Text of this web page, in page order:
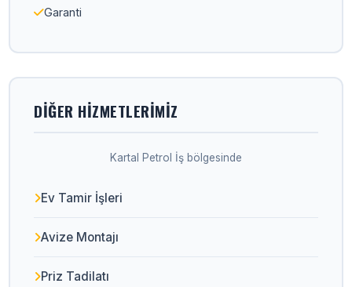
Garanti
DIĞER HIZMETLERIMIZ
Kartal Petrol İş bölgesinde
Ev Tamir İşleri
Avize Montajı
Priz Tadilatı